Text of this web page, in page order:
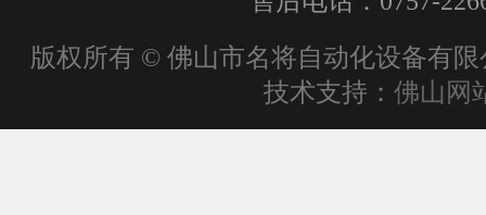
版权所有 © 佛山市名将自动化设备有
技术支持： 佛山网